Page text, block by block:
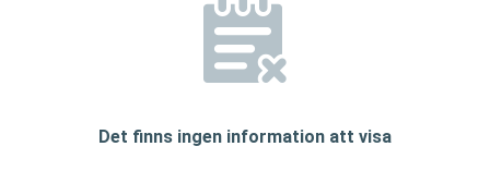
Det finns ingen information att visa